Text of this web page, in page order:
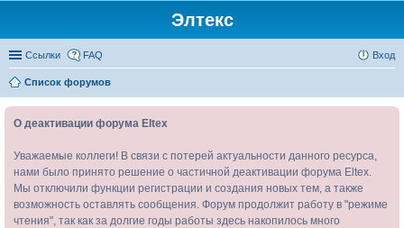
Элтекс
Ссылки FAQ Вход
Список форумов
О деактивации форума Eltex
Уважаемые коллеги! В связи с потерей актуальности данного ресурса,
нами было принято решение о частичной деактивации форума Eltex.
Мы отключили функции регистрации и создания новых тем, а также
возможность оставлять сообщения. Форум продолжит работу в "режиме
чтения", так как за долгие годы работы здесь накопилось много